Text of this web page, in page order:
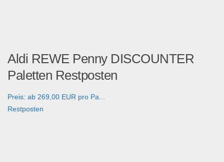
Aldi REWE Penny DISCOUNTER
Paletten Restposten
Preis: ab 269,00 EUR pro Pa...
Restposten